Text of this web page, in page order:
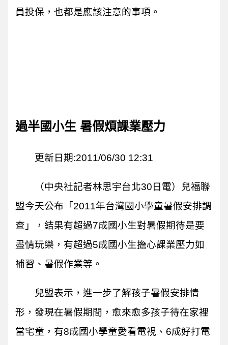
員投保，也都是應該注意的事項。
過半國小生 暑假煩課業壓力
更新日期:2011/06/30 12:31
（中央社記者林思宇台北30日電）兒福聯
盟今天公布「2011年台灣國小學童暑假安排調
查」，結果有超過7成國小生對暑假期待是要
盡情玩樂，有超過5成國小生擔心課業壓力如
補習、暑假作業等。
兒盟表示，進一步了解孩子暑假安排情
形，發現在暑假期間，愈來愈多孩子待在家裡
當宅童，有8成國小學童愛看電視、6成好打電